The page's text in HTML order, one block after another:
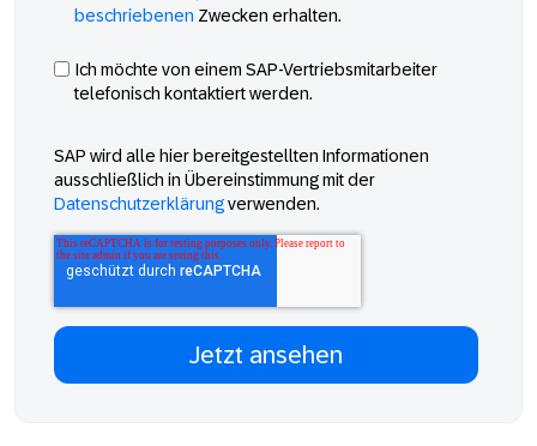
beschriebenen Zwecken erhalten.
Ich möchte von einem SAP-Vertriebsmitarbeiter
telefonisch kontaktiert werden.
SAP wird alle hier bereitgestellten Informationen
ausschließlich in Übereinstimmung mit der
Datenschutzerklärungverwenden.